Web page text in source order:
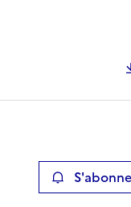
papier